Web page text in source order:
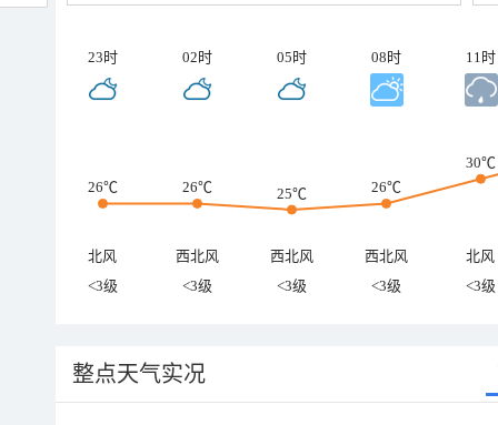
23时 02时 05时 08时 11时
26℃ 26℃ 25℃ 26℃
30℃
北风 西北风 西北风 西北风
北风
<3级
<3级 <3级 <3级 <3级
整点天气实况